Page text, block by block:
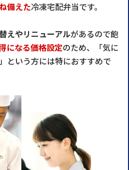
備えた冷凍宅配弁当です。
えやリニューアルがあるので飽
になる価格設定のため、「気に
という方には特におすすめで